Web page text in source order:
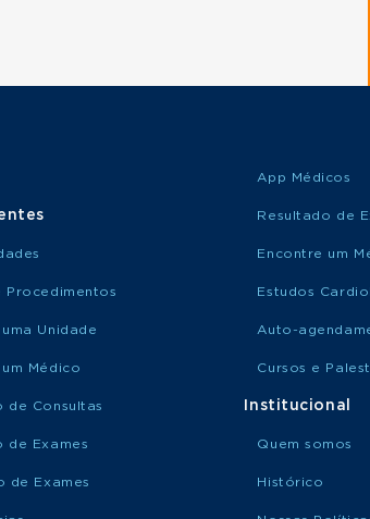
Procedimentos
Unidade
Médico
de Consultas
de Exames
de Exames
App Médicos
Resultado de
Encontre um
Estudos
Auto-
Cursos e
Institucional
Quem somos
Histórico